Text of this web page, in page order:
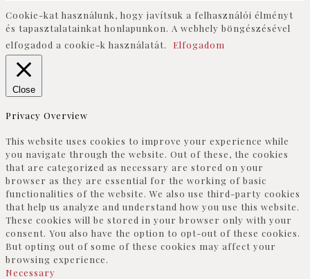
Cookie-kat használunk, hogy javítsuk a felhasználói élményt
és tapasztalatainkat honlapunkon. A webhely böngészésével
elfogadod a cookie-k használatát.
Elfogadom
Close
Privacy Overview
This website uses cookies to improve your experience while
you navigate through the website. Out of these, the cookies
that are categorized as necessary are stored on your
browser as they are essential for the working of basic
functionalities of the website. We also use third-party cookies
that help us analyze and understand how you use this website.
These cookies will be stored in your browser only with your
consent. You also have the option to opt-out of these cookies.
But opting out of some of these cookies may affect your
browsing experience.
Necessary